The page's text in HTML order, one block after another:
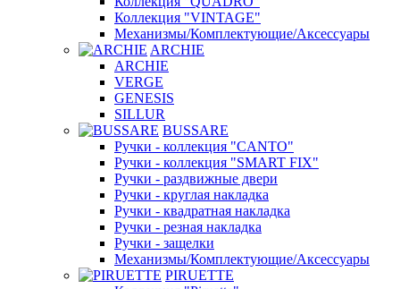
Коллекция "VINTAGE"
Механизмы/Комплектующие/Аксессуары
ARCHIE
ARCHIE
VERGE
GENESIS
SILLUR
BUSSARE
Ручки - коллекция "CANTO"
Ручки - коллекция "SMART FIX"
Ручки - раздвижные двери
Ручки - круглая накладка
Ручки - квадратная накладка
Ручки - резная накладка
Ручки - защелки
Механизмы/Комплектующие/Аксессуары
PIRUETTE